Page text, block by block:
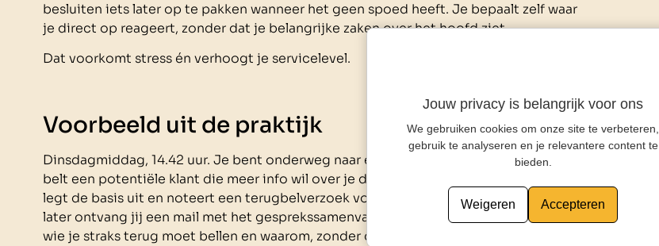
besluiten iets later op te pakken wanneer het geen spoed heeft. Je bepaalt zelf waar
je direct op reageert, zonder dat je belangrijke zaken over het hoofd ziet.
Dat voorkomt stress én verhoogt je servicelevel.
Voorbeeld uit de praktijk
Dinsdagmiddag, 14.42 uur. Je bent onderweg naar een afspraak, telefoon in je tas. Er
belt een potentiële klant die meer info wil over je dienstverlening. MIKE365 neemt op,
legt de basis uit en noteert een terugbelverzoek voor diezelfde dag. Twee minuten
later ontvang jij een mail met het gesprekssamenvatting. Resultaat? Je weet precies
wie je straks terug moet bellen en waarom, zonder dat je iets gemist hebt.
Jouw privacy is belangrijk voor ons
We gebruiken cookies om onze site te verbeteren,
gebruik te analyseren en je relevantere content te
bieden.
Weigeren Accepteren